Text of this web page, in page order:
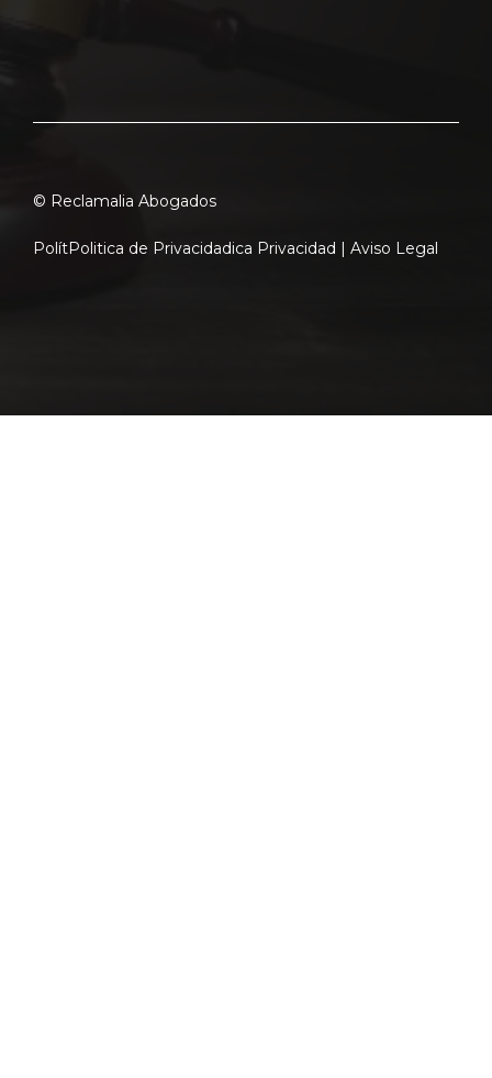
© Reclamalia Abogados
PolítPolitica de Privacidadica Privacidad | Aviso Legal